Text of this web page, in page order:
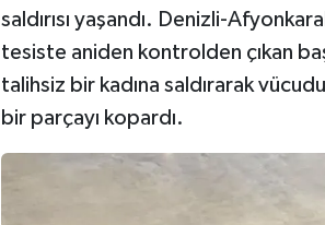
saldırısı yaşandı. Denizli-
tesiste aniden kontrolden çıkan
talihsiz bir kadına saldırarak
bir parçayı kopardı.